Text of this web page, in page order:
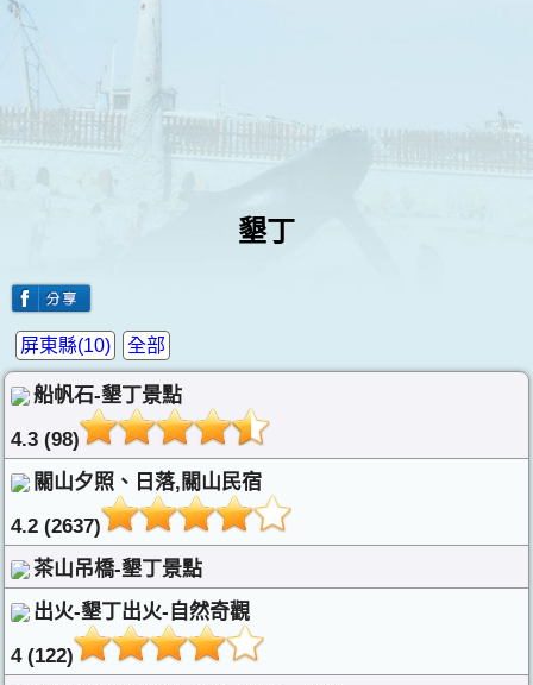
墾丁
全部
屏東縣(10)
船帆石-墾丁景點
4.3 (98)
關山夕照、日落,關山民宿
4.2 (2637)
茶山吊橋-墾丁景點
出火-墾丁出火-自然奇觀
4 (122)